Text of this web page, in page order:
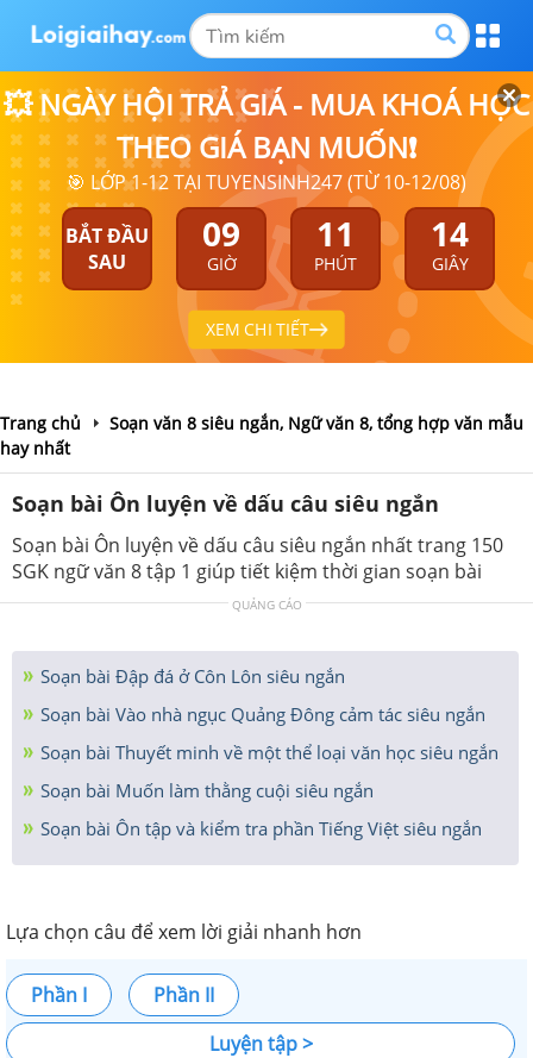
💥 NGÀY HỘI TRẢ GIÁ - MUA KHOÁ HỌC
THEO GIÁ BẠN MUỐN❗
🎯 LỚP 1-12 TẠI TUYENSINH247 (TỪ 10-12/08)
BẮT ĐẦU
SAU
09
GIỜ
11
PHÚT
13
GIÂY
XEM CHI TIẾT
Trang chủ
Soạn văn 8 siêu ngắn, Ngữ văn 8, tổng hợp văn mẫu
hay nhất
Soạn bài Ôn luyện về dấu câu siêu ngắn
Soạn bài Ôn luyện về dấu câu siêu ngắn nhất trang 150
SGK ngữ văn 8 tập 1 giúp tiết kiệm thời gian soạn bài
QUẢNG CÁO
Soạn bài Đập đá ở Côn Lôn siêu ngắn
Soạn bài Vào nhà ngục Quảng Đông cảm tác siêu ngắn
Soạn bài Thuyết minh về một thể loại văn học siêu ngắn
Soạn bài Muốn làm thằng cuội siêu ngắn
Soạn bài Ôn tập và kiểm tra phần Tiếng Việt siêu ngắn
Lựa chọn câu để xem lời giải nhanh hơn
Phần I
Phần II
Luyện tập >